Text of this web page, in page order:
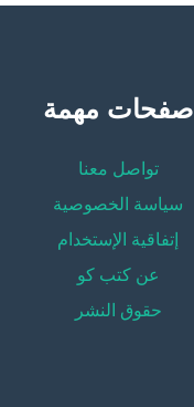
صفحات مهمة
تواصل معنا
سياسة الخصوصية
إتفاقية الإستخدام
عن كتب كو
حقوق النشر